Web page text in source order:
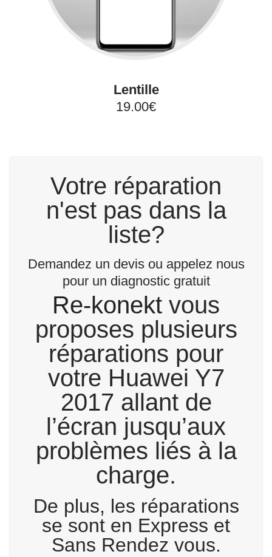
Lentille
19.00€
Votre réparation
n'est pas dans la
liste?
Demandez un devis ou appelez nous
pour un diagnostic gratuit
Re-konekt vous
proposes plusieurs
réparations pour
votre Huawei Y7
2017 allant de
l’écran jusqu’aux
problèmes liés à la
charge.
De plus, les réparations
se sont en Express et
Sans Rendez vous.